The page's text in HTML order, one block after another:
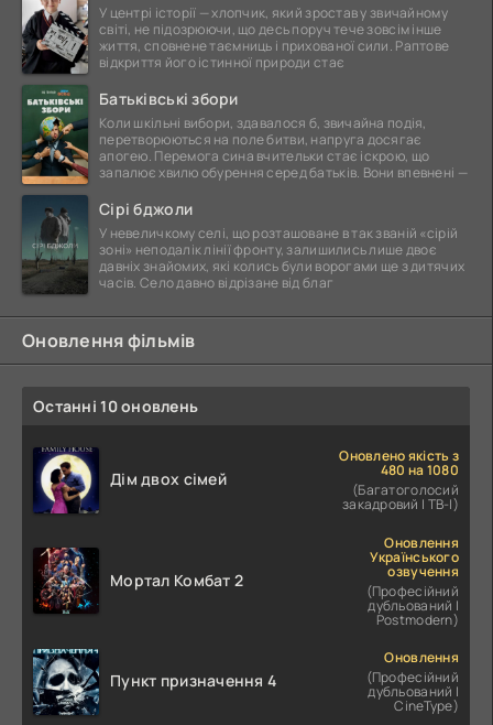
У центрі історії — хлопчик, який зростав у звичайному
світі, не підозрюючи, що десь поруч тече зовсім інше
життя, сповнене таємниць і прихованої сили. Раптове
відкриття його істинної природи стає
Батьківські збори
Коли шкільні вибори, здавалося б, звичайна подія,
перетворюються на поле битви, напруга досягає
апогею. Перемога сина вчительки стає іскрою, що
запалює хвилю обурення серед батьків. Вони впевнені —
Сірі бджоли
У невеличкому селі, що розташоване в так званій «сірій
зоні» неподалік лінії фронту, залишились лише двоє
давніх знайомих, які колись були ворогами ще з дитячих
часів. Село давно відрізане від благ
Оновлення фільмів
Останні 10 оновлень
Дім двох сімей
Оновлено якість з
480 на 1080
(Багатоголосий
закадровий | ТВ-І)
Мортал Комбат 2
Оновлення
Українського
озвучення
(Професійний
дубльований |
Postmodern)
Пункт призначення 4
Оновлення
(Професійний
дубльований |
CineType)